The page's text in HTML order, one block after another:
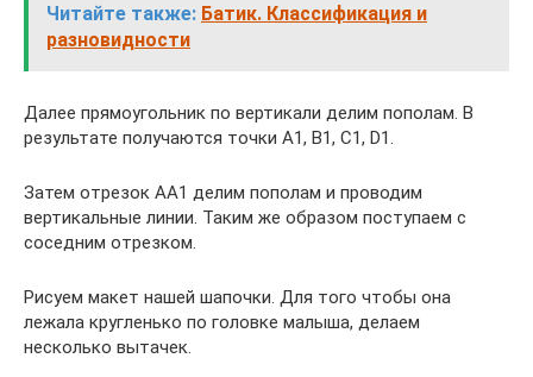
Читайте также: Батик. Классификация и
разновидности
Далее прямоугольник по вертикали делим пополам. В
результате получаются точки А1, В1, С1, D1.
Затем отрезок АА1 делим пополам и проводим
вертикальные линии. Таким же образом поступаем с
соседним отрезком.
Рисуем макет нашей шапочки. Для того чтобы она
лежала кругленько по головке малыша, делаем
несколько вытачек.